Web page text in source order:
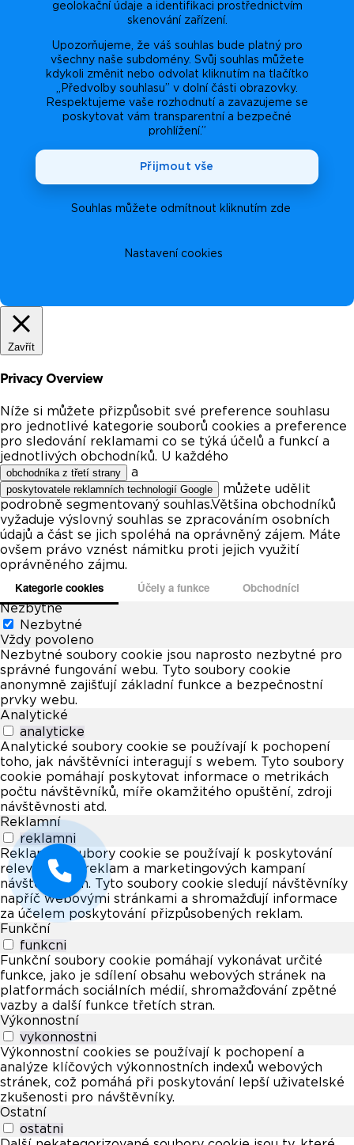
geolokační údaje a identifikaci prostřednictvím
skenování zařízení.
Upozorňujeme, že váš souhlas bude platný pro
všechny naše subdomény. Svůj souhlas můžete
kdykoli změnit nebo odvolat kliknutím na tlačítko
„Předvolby souhlasu” v dolní části obrazovky.
Respektujeme vaše rozhodnutí a zavazujeme se
poskytovat vám transparentní a bezpečné
prohlížení.”
Nastavení cookies
Souhlas můžete odmítnout kliknutím zde
Přijmout vše
Zavřít
Privacy Overview
Níže si můžete přizpůsobit své preference souhlasu
pro jednotlivé kategorie souborů cookies a preference
pro sledování reklamami co se týká účelů a funkcí a
jednotlivých obchodníků. U každého
obchodníka z třetí strany a
poskytovatele reklamních technologií Google
můžete udělit
podrobně segmentovaný souhlas.Většina obchodníků
vyžaduje výslovný souhlas se zpracováním osobních
údajů a část se jich spoléhá na oprávněný zájem. Máte
ovšem právo vznést námitku proti jejich využití
oprávněného zájmu.
Kategorie cookies Účely a funkce Obchodníci
Nezbytné
Nezbytné
Vždy povoleno
Nezbytné soubory cookie jsou naprosto nezbytné pro
správné fungování webu. Tyto soubory cookie
anonymně zajišťují základní funkce a bezpečnostní
prvky webu.
Analytické
analyticke
Analytické soubory cookie se používají k pochopení
toho, jak návštěvníci interagují s webem. Tyto soubory
cookie pomáhají poskytovat informace o metrikách
počtu návštěvníků, míře okamžitého opuštění, zdroji
návštěvnosti atd.
Reklamní
reklamni
Reklamní soubory cookie se používají k poskytování
relevantních reklam a marketingových kampaní
návštěvníkům. Tyto soubory cookie sledují návštěvníky
napříč webovými stránkami a shromažďují informace
za účelem poskytování přizpůsobených reklam.
Funkční
funkcni
Funkční soubory cookie pomáhají vykonávat určité
funkce, jako je sdílení obsahu webových stránek na
platformách sociálních médií, shromažďování zpětné
vazby a další funkce třetích stran.
Výkonnostní
vykonnostni
Výkonnostní cookies se používají k pochopení a
analýze klíčových výkonnostních indexů webových
stránek, což pomáhá při poskytování lepší uživatelské
zkušenosti pro návštěvníky.
Ostatní
ostatni